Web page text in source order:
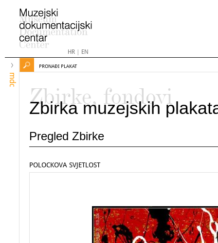
HR| EN
mdc
PRONAĐI PLAKAT
Zbirke, fondovi
Zbirka muzejskih
Pregled Zbirke
POLOCKOVA SVJETLOST